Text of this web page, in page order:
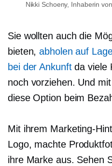
Nikki Schoeny, Inhaberin
Sie wollten auch die
bieten,abholenauf
bei der Ankunftda viele
noch vorziehen. Und
diese Option beim
Mit ihrem Marketing-
Logo, machte
ihre Marke aus. Sehen